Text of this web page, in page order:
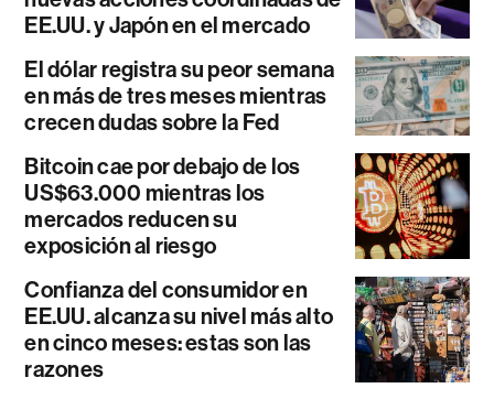
EE.UU. y Japón en el mercado
El dólar registra su peor semana
en más de tres meses mientras
crecen dudas sobre la Fed
Bitcoin cae por debajo de los
US$63.000 mientras los
mercados reducen su
exposición al riesgo
Confianza del consumidor en
EE.UU. alcanza su nivel más alto
en cinco meses: estas son las
razones